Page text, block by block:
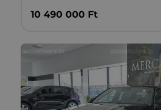
10‏‏‎ ‎490‏‏‎ ‎000 Ft